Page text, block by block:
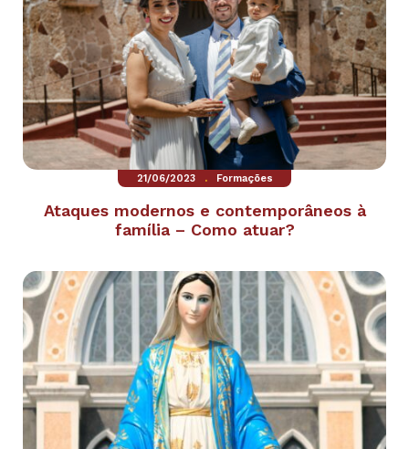
21/06/2023 . Formações
Ataques modernos e contemporâneos à
família – Como atuar?